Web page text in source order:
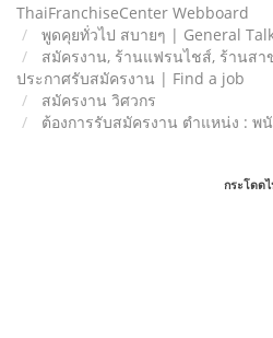
ThaiFranchiseCenter Webboard
พูดคุยทั่วไป สบายๆ | General
สมัครงาน, ร้านแฟรนไชส์, ร้านสา
ประกาศรับสมัครงาน | Find a job
สมัครงาน วิศวกร
ต้องการรับสมัครงาน ตำแหน่ง : พ
กระโดด